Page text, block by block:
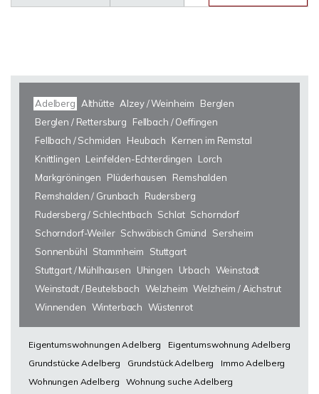
Adelberg Althütte Alzey / Weinheim
Berglen
Berglen / Rettersburg
Fellbach / Oeffingen
Fellbach / Schmiden
Heubach
Kernen im Remstal
Knittlingen Leinfelden-Echterdingen
Lorch
Markgröningen
Plüderhausen
Remshalden
Remshalden / Grunbach
Rudersberg
Rudersberg / Schlechtbach Schlat Schorndorf
Schorndorf-Weiler Schwäbisch Gmünd
Sersheim
Sonnenbühl Stammheim
Stuttgart
Stuttgart / Mühlhausen
Uhingen Urbach Weinstadt
Weinstadt / Beutelsbach Welzheim Welzheim / Aichstrut
Winnenden Winterbach Wüstenrot
Eigentumswohnungen Adelberg
Eigentumswohnung Adelberg
Grundstücke Adelberg
Grundstück Adelberg
Immo Adelberg
Wohnungen Adelberg
Wohnung suche Adelberg